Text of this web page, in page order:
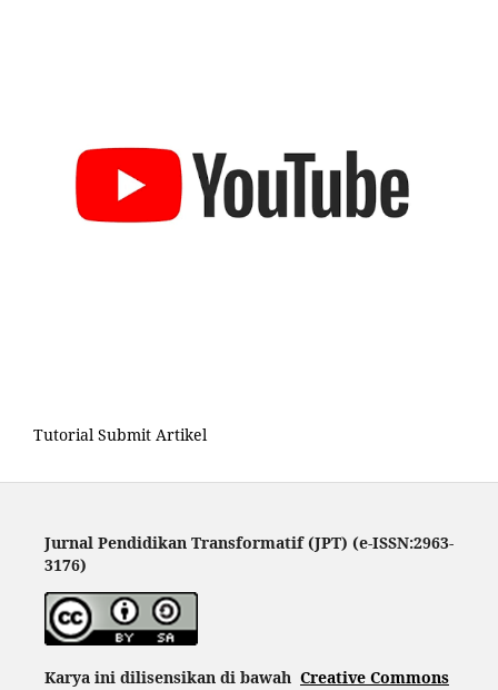
Tutorial Submit Artikel
Jurnal Pendidikan Transformatif (JPT) (e-ISSN:2963-
3176)
Karya ini dilisensikan di bawah Creative Commons